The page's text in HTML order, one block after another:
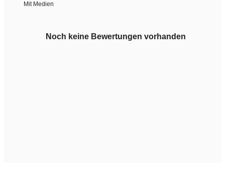
Mit Medien
Noch keine Bewertungen vorhanden